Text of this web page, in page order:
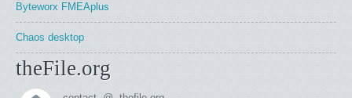
Byteworx FMEAplus
Chaos desktop
theFile.org